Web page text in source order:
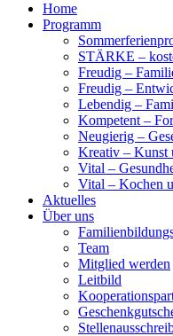
Home
Programm
STÄRKE –
Freudig –
Freudig –
Lebendig –
Kompetent –
Neugierig –
Kreativ – Kunst
Vital –
Vital – Kochen
Aktuelles
Über uns
Team
Mitglied werden
Leitbild